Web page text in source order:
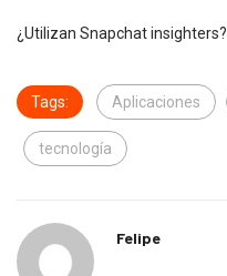
¿Utilizan Snapchat insighters?
Tags: Aplicaciones
tecnología
Felipe